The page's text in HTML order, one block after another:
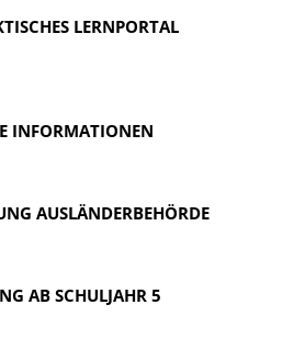
LERNPORTAL
INFORMATIONEN
AUSLÄNDERBEHÖRDE
AB SCHULJAHR 5